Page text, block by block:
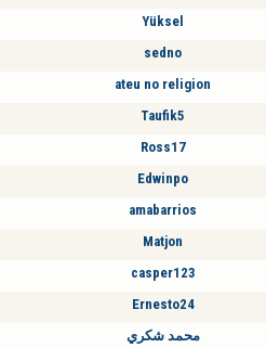
Yüksel
sedno
ateu no religion
Taufik5
Ross17
Edwinpo
amabarrios
Matjon
casper123
Ernesto24
محمد شكري